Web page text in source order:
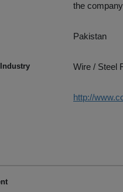
the
Pakistan
Wire / Steel
http://